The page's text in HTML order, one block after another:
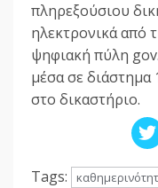
πληρεξούσιου
ηλεκτρονικά από
ψηφιακή πύλη
μέσα σε
στο δικαστήριο.
Tags: